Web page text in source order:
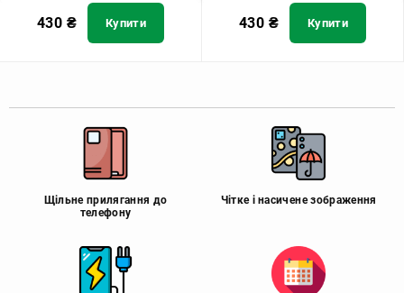
430 ₴ Купити 430 ₴ Купити
Щільне прилягання до
телефону
Чітке і насичене зображення